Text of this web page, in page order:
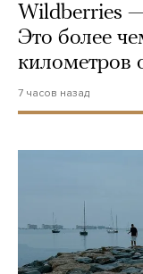
Wildberries
Это более
километров
7 часов назад